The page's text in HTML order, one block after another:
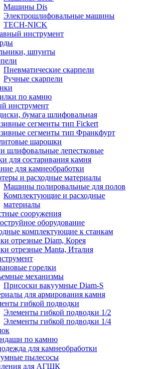
Машины Dis
Электрошлифовальные машины
TECH-NICK
инструмент
шпунты
Пневматические скарпели
Ручные скарпели
по камню
инструмент
бумага шлифовальная
сегменты тип Fickert
сегменты тип Франкфурт
шарошки
шлифовальные лепестковые
для состаривания камня
для камнеобработки
и расходные материалы
Машины полировальные для полов
Комплектующие и расходные
материалы
сооружения
оборудование
комплектующие к станкам
отрезные Diam, Корея
отрезные Manta, Италия
горелки
механизмы
Присоски вакуумные Diam-S
для армирования камня
гибкой подводки
Элементы гибкой подводки 1/2
Элементы гибкой подводки 1/4
по камню
для камнеобработки
пылесосы
для АГШК